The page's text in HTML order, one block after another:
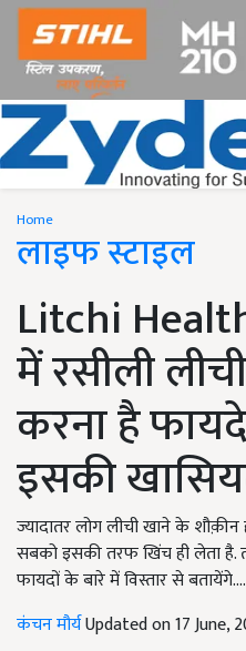
Home
लाइफ स्टाइल
Litchi
में रसीली
करना है
इसकी
ज्यादातर लोग लीची खाने के
सबको इसकी तरफ खिंच ही लेता
फायदों के बारे में विस्तार से बतायेंगे....
कंचन मौर्यUpdated on 17 June,